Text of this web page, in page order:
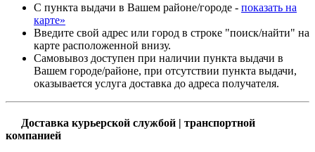
С пункта выдачи в Вашем районе/городе - показать на
карте»
Введите свой адрес или город в строке "поиск/найти" на
карте расположенной внизу.
Самовывоз доступен при наличии пункта выдачи в
Вашем городе/районе, при отсутствии пункта выдачи,
оказывается услуга доставка до адреса получателя.
Доставка курьерской службой | транспортной
компанией